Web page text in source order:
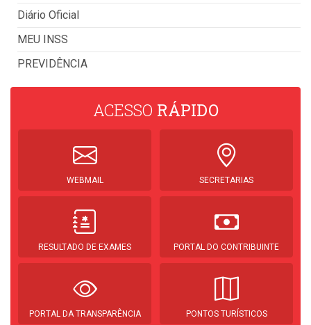
Diário Oficial
MEU INSS
PREVIDÊNCIA
ACESSO RÁPIDO
WEBMAIL SECRETARIAS
RESULTADO DE EXAMES PORTAL DO CONTRIBUINTE
PORTAL DA TRANSPARÊNCIA PONTOS TURÍSTICOS